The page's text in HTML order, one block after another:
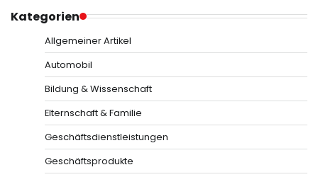
Kategorien
Allgemeiner Artikel
Automobil
Bildung & Wissenschaft
Elternschaft & Familie
Geschäftsdienstleistungen
Geschäftsprodukte